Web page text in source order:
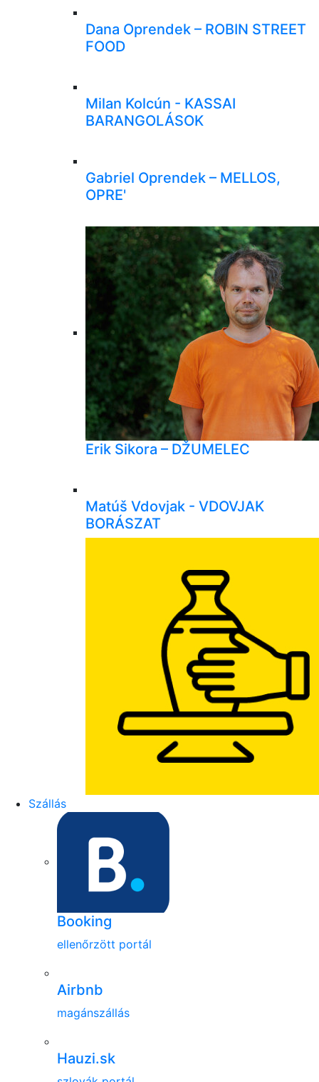
Dana Oprendek – ROBIN STREET
FOOD
Milan Kolcún - KASSAI
BARANGOLÁSOK
Gabriel Oprendek – MELLOS,
OPRE'
Erik Sikora – DŽUMELEC
Matúš Vdovjak - VDOVJAK
BORÁSZAT
Szállás
Booking
ellenőrzött portál
Airbnb
magánszállás
Hauzi.sk